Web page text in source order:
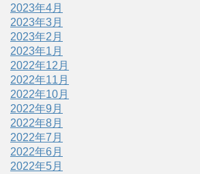
2023年4月
2023年3月
2023年2月
2023年1月
2022年12月
2022年11月
2022年10月
2022年9月
2022年8月
2022年7月
2022年6月
2022年5月